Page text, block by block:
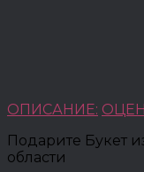
ОПИСАНИЕ:
Подарите Букет
области